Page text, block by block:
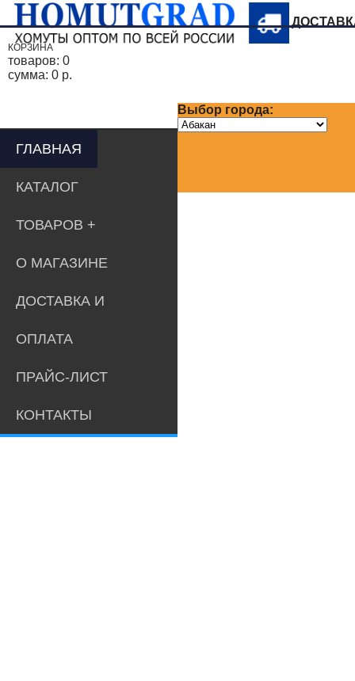
Выбор города:
КОРЗИНА
товаров: 0
сумма: 0 р.
ГЛАВНАЯ
КАТАЛОГ
ТОВАРОВ
О МАГАЗИНЕ
ДОСТАВКА И
ОПЛАТА
ПРАЙС-ЛИСТ
КОНТАКТЫ